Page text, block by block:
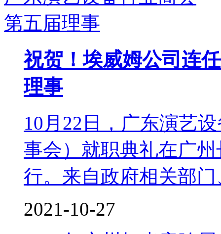
祝贺！埃威姆公司连
理事
10月22日，广东演艺
事会）就职典礼在广
行。来自政府相关部
2021-10-27